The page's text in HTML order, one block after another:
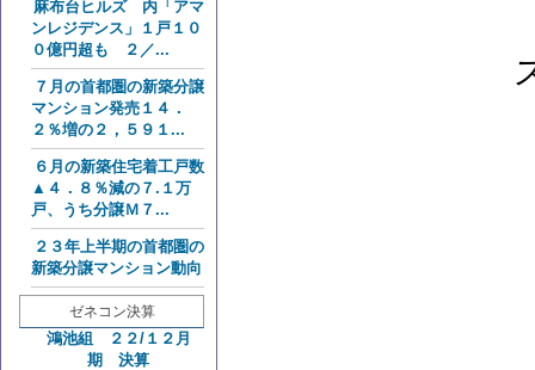
麻布台ヒルズ 内「アマ
ンレジデンス」１戸１０
０億円超も ２／...
７月の首都圏の新築分譲
マンション発売１４．
２％増の２，５９１...
６月の新築住宅着工戸数
▲４．８％減の７.１万
戸、うち分譲Ｍ７...
２３年上半期の首都圏の
新築分譲マンション動向
ゼネコン決算
鴻池組 ２２/１２月
期 決算